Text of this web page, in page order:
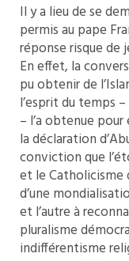
Il y a lieu de se
permis au pape
réponse risque de
En effet, la
pu obtenir de
l’esprit du temps
– l’a obtenue
la déclaration
conviction que
et le
d’une
et l’autre à
pluralisme
indifférentisme